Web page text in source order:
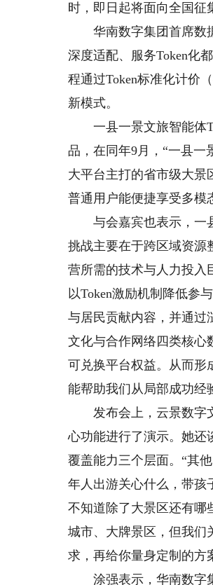
时，即日起将面向全国征
华南数字集团首席数据
深度适配、服务Token化
程通过Token标准化计价
新模式。
一县一景文旅智能体
品，在同年9月，“一县
大平台主打的省市级大景
普通用户能便捷享受多模
与会嘉宾也表示，一县
挑战主要在于跨区域资源
营所需的技术与人力投入
以Token激励机制降低参
与居民贡献内容，并通过
文化与合作网络四类核
可兑换平台权益。从而
能帮助我们从局部成功经
发布会上，云景数字文
心功能进行了演示。她还
覆盖能力三个层面。“其
年人出游关心什么，带孩
不知道除了大景区还有哪
城市、大牌景区，但我们
求，再给你量身定制的方
涂强表示，华南数字集